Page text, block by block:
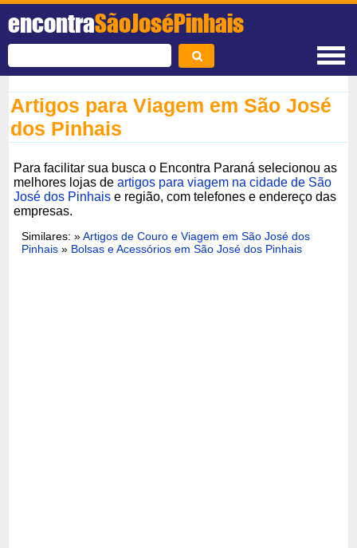
encontraSãoJoséPinhais
Artigos para Viagem em São José
dos Pinhais
Para facilitar sua busca o Encontra Paraná selecionou as
melhores lojas deartigos para viagem na cidade de São
José dos Pinhais e região, com telefones e endereço das
empresas.
Similares: »Artigos de Couro e Viagem em São José dos
Pinhais » Bolsas e Acessórios em São José dos Pinhais